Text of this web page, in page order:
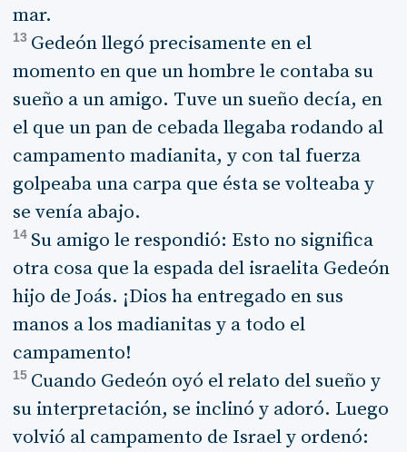
mar.
13 Gedeón llegó precisamente en el
momento en que un hombre le contaba su
sueño a un amigo. Tuve un sueño decía, en
el que un pan de cebada llegaba rodando al
campamento madianita, y con tal fuerza
golpeaba una carpa que ésta se volteaba y
se venía abajo.
14 Su amigo le respondió: Esto no significa
otra cosa que la espada del israelita Gedeón
hijo de Joás. ¡Dios ha entregado en sus
manos a los madianitas y a todo el
campamento!
15 Cuando Gedeón oyó el relato del sueño y
su interpretación, se inclinó y adoró. Luego
volvió al campamento de Israel y ordenó: